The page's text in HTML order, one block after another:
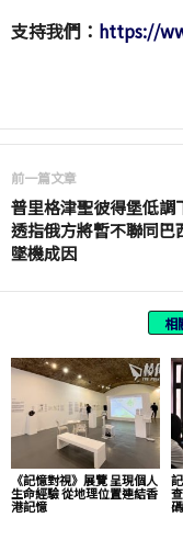
支持我們： https://
前一篇文章
普里格津聖彼得堡低調
透指俄方將暫不聯同巴
墜機成因
相
《記憶對視》展覽 呈現個人
生命經驗 從地理位置連結香
港記憶 碼